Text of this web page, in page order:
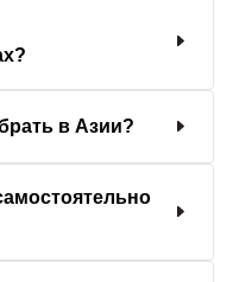
в Азии?